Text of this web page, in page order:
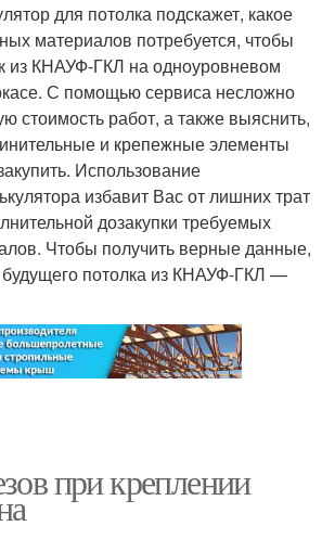
для потолка подскажет, какое
материалов потребуется, чтобы
из КНАУФ-ГКЛ на одноуровневом
С помощью сервиса несложно
стоимость работ, а также выяснить,
и крепежные элементы
Использование
избавит Вас от лишних трат
дозакупки требуемых
Чтобы получить верные данные,
потолка из КНАУФ-ГКЛ —
при креплении